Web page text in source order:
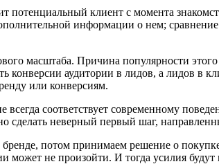
потенциальный клиент с момента
информации о нем;
масштаба. Причина популярности
аудитории в лидов, а лидов в
или конверсиям.
соответствует современному
неверный первый шаг,
потом принимаем решение о
может не произойти. И тогда усилия